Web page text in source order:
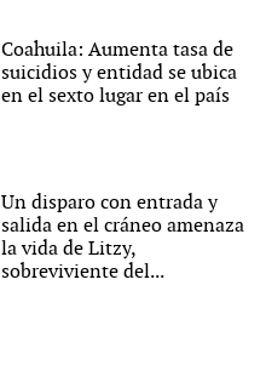
Coahuila: Aumenta tasa de
suicidios y entidad se ubica
en el sexto lugar en el país
Un disparo con entrada y
salida en el cráneo amenaza
la vida de Litzy,
sobreviviente del...